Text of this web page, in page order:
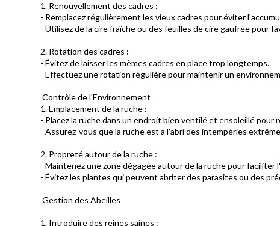
1. Renouvellement des cadres :
- Remplacez régulièrement les vieux cadres pour éviter
- Utilisez de la cire fraîche ou des feuilles de cire gaufrée pour
2. Rotation des cadres :
- Évitez de laisser les mêmes cadres en place trop longtemps.
- Effectuez une rotation régulière pour maintenir un
Contrôle de l'Environnement
1. Emplacement de la ruche :
- Placez la ruche dans un endroit bien ventilé et ensoleillé
- Assurez-vous que la ruche est à l'abri des intempéries
2. Propreté autour de la ruche :
- Maintenez une zone dégagée autour de la ruche pour faciliter
- Évitez les plantes qui peuvent abriter des parasites ou des
Gestion des Abeilles
1. Introduire des reines saines :